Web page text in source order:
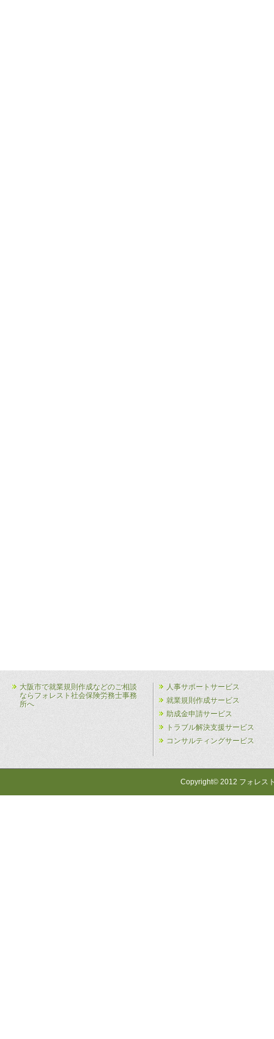
大阪市で就業規則作成などのご相談
ならフォレスト社会保険労務士事務
所へ
人事サポートサービス
就業規則作成サービス
助成金申請サービス
トラブル解決支援サービス
コンサルティングサービス
Copyright© 2012 フォレス